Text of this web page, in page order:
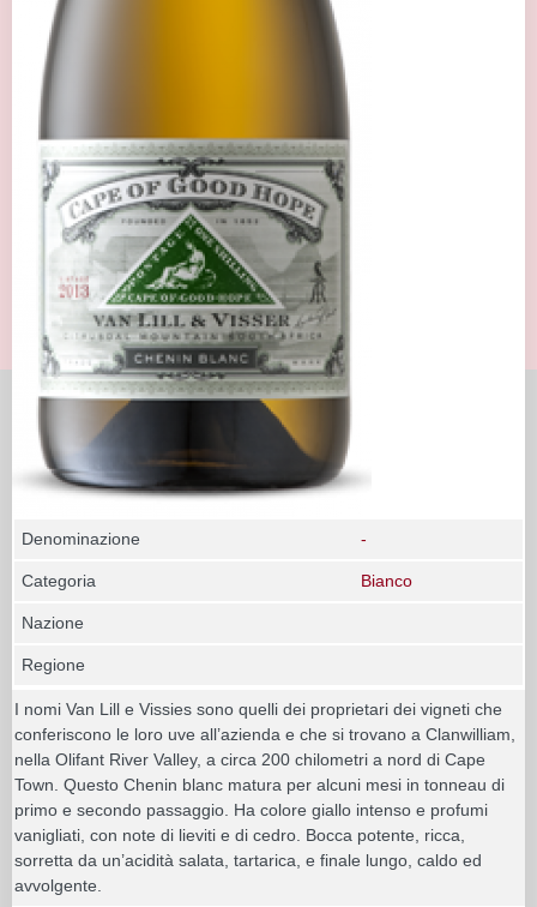
Denominazione -
Categoria Bianco
Nazione
Regione
I nomi Van Lill e Vissies sono quelli dei proprietari dei vigneti che
conferiscono le loro uve all’azienda e che si trovano a Clanwilliam,
nella Olifant River Valley, a circa 200 chilometri a nord di Cape
Town. Questo Chenin blanc matura per alcuni mesi in tonneau di
primo e secondo passaggio. Ha colore giallo intenso e profumi
vanigliati, con note di lieviti e di cedro. Bocca potente, ricca,
sorretta da un’acidità salata, tartarica, e finale lungo, caldo ed
avvolgente.